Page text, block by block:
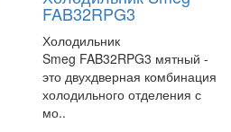
FAB32RPG3
Холодильник
Smeg FAB32RPG3 мятный -
это двухдверная комбинация
холодильного отделения с
мо..